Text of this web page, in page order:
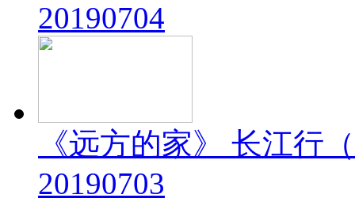
20190704
《远方的家》 长江行
20190703